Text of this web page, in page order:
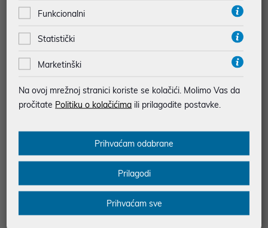
Zidni nosač za TV Tilt Gembird 2
3" - 42" do 30kg, WM-42T-02
7,00 €
Dodatnih -5%
Zidni nosač za TV Tilt Gembird 3
2" - 55" do 35kg, WM-55T-03
PROMO KOD
Funkcionalni
Statistički
Marketinški
Na ovoj mrežnoj stranici koriste se kolačići. Molimo Vas da
pročitate Politiku o kolačićima ili prilagodite postavke.
Prihvaćam odabrane
Prilagodi
Prihvaćam sve